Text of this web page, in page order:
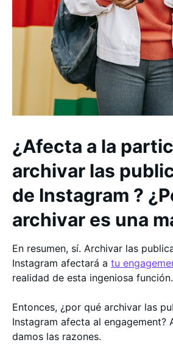
¿Afecta a la
archivar las
de Instagram ?
archivar es una
En resumen, sí. Archivar las
Instagram afectará a tu
realidad de esta ingeniosa función.
Entonces, ¿por qué archivar las
Instagram afecta al engagement?
damos las razones.